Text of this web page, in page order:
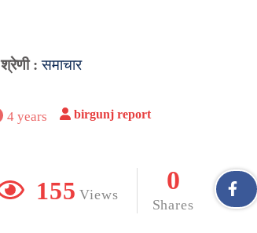
श्रेणी :समाचार
4 years birgunj report
155 Views
0
Shares